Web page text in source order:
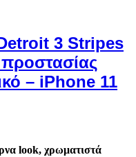
3 Stripes
– iPhone 11
look, χρωματιστά